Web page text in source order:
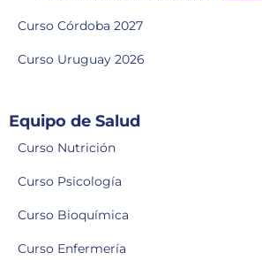
Curso Córdoba 2027
Curso Uruguay 2026
Equipo de Salud
Curso Nutrición
Curso Psicología
Curso Bioquímica
Curso Enfermería